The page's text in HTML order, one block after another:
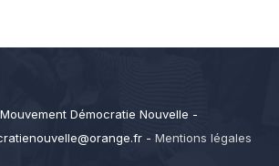
Démocratie Nouvelle -
- Mentions légales